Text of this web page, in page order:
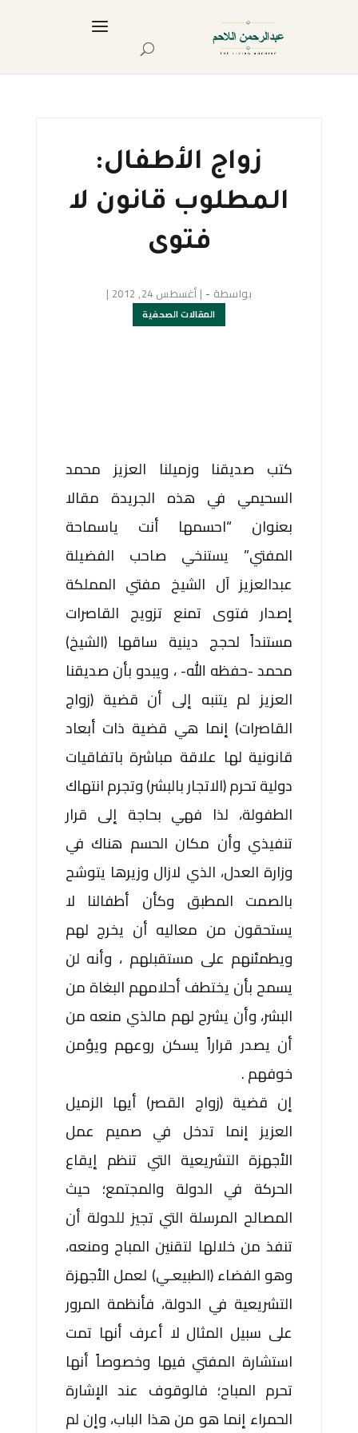
زواج الأطفال:
المطلوب قانون لا
فتوى
بواسطة -
| أغسطس 24, 2012 |
المقالات الصحفية
كتب صديقنا وزميلنا العزيز محمد
السحيمي في هذه الجريدة مقالا
بعنوان “احسمها أنت ياسماحة
المفتي” يستنخي صاحب الفضيلة
عبدالعزيز آل الشيخ مفتي المملكة
إصدار فتوى تمنع تزويج القاصرات
مستنداً لحجج دينية ساقها (الشيخ)
محمد -حفظه الله- ، ويبدو بأن صديقنا
العزيز لم يتنبه إلى أن قضية (زواج
القاصرات) إنما هي قضية ذات أبعاد
قانونية لها علاقة مباشرة باتفاقيات
دولية تحرم (الاتجار بالبشر) وتجرم انتهاك
الطفولة، لذا فهي بحاجة إلى قرار
تنفيذي وأن مكان الحسم هناك في
وزارة العدل، الذي لازال وزيرها يتوشح
بالصمت المطبق وكأن أطفالنا لا
يستحقون من معاليه أن يخرج لهم
ويطمئنهم على مستقبلهم ، وأنه لن
يسمح بأن يختطف أحلامهم البغاة من
البشر، وأن يشرح لهم مالذي منعه من
أن يصدر قراراً يسكن روعهم ويؤمن
خوفهم .
إن قضية (زواج القصر) أيها الزميل
العزيز إنما تدخل في صميم عمل
الأجهزة التشريعية التي تنظم إيقاع
الحركة في الدولة والمجتمع؛ حيث
المصالح المرسلة التي تجيز للدولة أن
تنفذ من خلالها لتقنين المباح ومنعه،
وهو الفضاء (الطبيعـي) لعمل الأجهزة
التشريعية في الدولة، فأنظمة المرور
على سبيل المثال لا أعرف أنها تمت
استشارة المفتي فيها وخصوصاً أنها
تحرم المباح؛ فالوقوف عند الإشارة
الحمراء إنما هو من هذا الباب، وإن لم